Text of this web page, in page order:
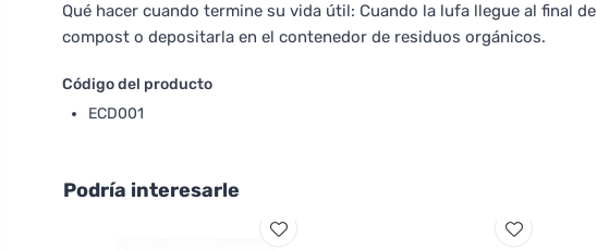
Qué hacer cuando termine su vida útil: Cuando la lufa llegue al final
compost o depositarla en el contenedor de residuos orgánicos.
Código del producto
ECD001
Podría interesarle